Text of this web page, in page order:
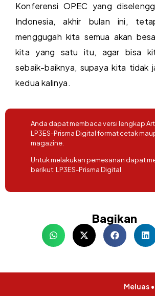
Konferensi OPEC yang
Indonesia, akhir bulan ini,
menggugah kita semua akan
kita yang satu itu, agar bisa
sebaik-baiknya, supaya kita tidak
kedua kalinya.
Anda dapat membaca versi lengkap
LP3ES-Prisma Digital format cetak
magazine.
Untuk melakukan pemesanan dapat
berikut:LP3ES-Prisma Digital
Bagikan
Meluas